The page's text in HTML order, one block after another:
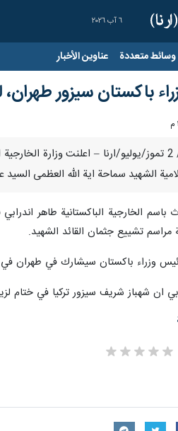
٦ آب ٢٠٢٦
وسائط متعددة عناوين الأخبار
باكستان سيزور طهران،
اسلام اباد/ 2 تموز/يوليو/ارنا – اعلنت
الشهيد سماحة اية الله العظمى السيد
باسم الخارجية الباكستانية طاهر
مراسم تشييع جثمان القائد الشهيد.
وزراء باكستان سيشارك في طهران في
ان شهباز شريف سيزور تركيا في ختام